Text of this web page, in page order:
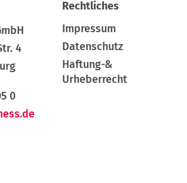
4
0
Rechtliches
Impressum
Datenschutz
Haftung-&
Urheberrecht